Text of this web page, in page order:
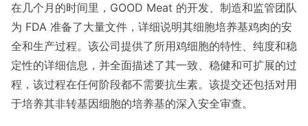
在几个月的时间里，GOOD Meat 的开发、制造和监管团队
为 FDA 准备了大量文件，详细说明其细胞培养基鸡肉的安
全和生产过程。该公司提供了所用鸡细胞的特性、纯度和稳
定性的详细信息，并全面描述了其一致、稳健和可扩展的过
程，该过程在任何阶段都不需要抗生素。该提交还包括对用
于培养其非转基因细胞的培养基的深入安全审查。